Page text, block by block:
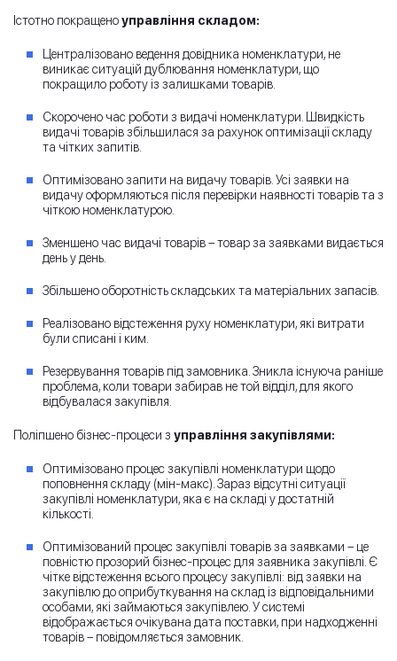
Істотно покращеноуправління складом:
Централізовано ведення довідника номенклатури, не
виникає ситуацій дублювання номенклатури, що
покращило роботу із залишками товарів.
Скорочено час роботи з видачі номенклатури. Швидкість
видачі товарів збільшилася за рахунок оптимізації складу
та чітких запитів.
Оптимізовано запити на видачу товарів. Усі заявки на
видачу оформляються після перевірки наявності товарів та з
чіткою номенклатурою.
Зменшено час видачі товарів – товар за заявками видається
день у день.
Збільшено оборотність складських та матеріальних запасів.
Реалізовано відстеження руху номенклатури, які витрати
були списані і ким.
Резервування товарів під замовника. Зникла існуюча раніше
проблема, коли товари забирав не той відділ, для якого
відбувалася закупівля.
Поліпшено бізнес-процеси з управління закупівлями:
Оптимізовано процес закупівлі номенклатури щодо
поповнення складу (мін-макс). Зараз відсутні ситуації
закупівлі номенклатури, яка є на складі у достатній
кількості.
Оптимізований процес закупівлі товарів за заявками – це
повністю прозорий бізнес-процес для заявника закупівлі. Є
чітке відстеження всього процесу закупівлі: від заявки на
закупівлю до оприбуткування на склад із відповідальними
особами, які займаються закупівлею. У системі
відображається очікувана дата поставки, при надходженні
товарів – повідомляється замовник.